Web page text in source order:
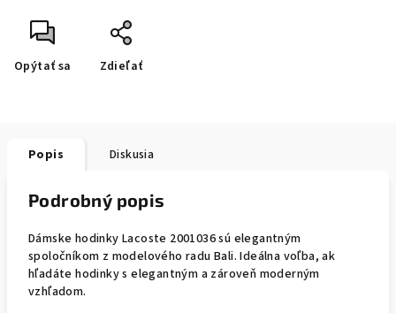
Opýtať sa Zdieľať
Popis Diskusia
Podrobný popis
Dámske hodinky Lacoste 2001036 sú elegantným
spoločníkom z modelového radu Bali. Ideálna voľba, ak
hľadáte hodinky s elegantným a zároveň moderným
vzhľadom.